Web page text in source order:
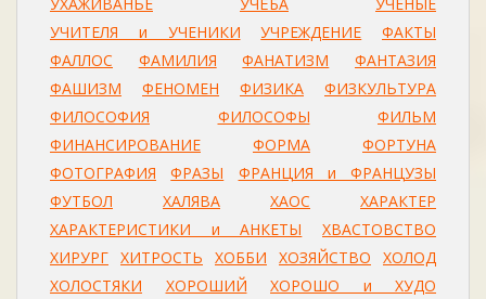
УЧИТЕЛЯ и УЧЕНИКИ
УЧРЕЖДЕНИЕ
ФАКТЫ
ФАЛЛОС
ФАМИЛИЯ ФАНАТИЗМ
ФАНТАЗИЯ
ФАШИЗМ
ФЕНОМЕН ФИЗИКА
ФИЗКУЛЬТУРА
ФИЛОСОФИЯ
ФИЛОСОФЫ
ФИЛЬМ
ФИНАНСИРОВАНИЕ
ФОРМА
ФОРТУНА
ФОТОГРАФИЯ
ФРАЗЫ
ФРАНЦИЯ и ФРАНЦУЗЫ
ФУТБОЛ
ХАЛЯВА ХАОС
ХАРАКТЕР
ХАРАКТЕРИСТИКИ и АНКЕТЫ
ХВАСТОВСТВО
ХИРУРГ ХИТРОСТЬ ХОББИ ХОЗЯЙСТВО
ХОЛОД
ХОЛОСТЯКИ
ХОРОШИЙ
ХОРОШО и ХУДО